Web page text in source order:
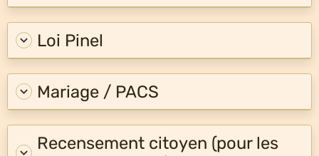
Loi Pinel
Mariage / PACS
Recensement citoyen (pour les